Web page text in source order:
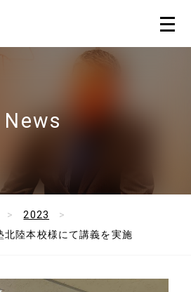
News
2023
北陸本校様にて講義を実施